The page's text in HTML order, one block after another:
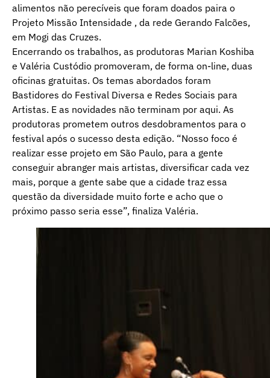
alimentos não perecíveis que foram doados paira o
Projeto Missão Intensidade , da rede Gerando Falcões,
em Mogi das Cruzes.
Encerrando os trabalhos, as produtoras Marian Koshiba
e Valéria Custódio promoveram, de forma on-line, duas
oficinas gratuitas. Os temas abordados foram
Bastidores do Festival Diversa e Redes Sociais para
Artistas. E as novidades não terminam por aqui. As
produtoras prometem outros desdobramentos para o
festival após o sucesso desta edição. “Nosso foco é
realizar esse projeto em São Paulo, para a gente
conseguir abranger mais artistas, diversificar cada vez
mais, porque a gente sabe que a cidade traz essa
questão da diversidade muito forte e acho que o
próximo passo seria esse”, finaliza Valéria.